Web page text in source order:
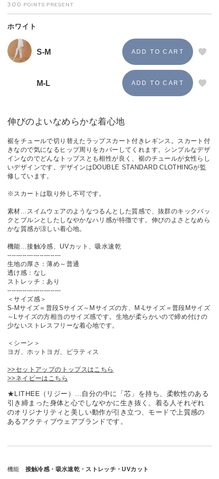
300
ホワイト
S-M
M-L
伸びのよいなめらかな着心地
裾をチュールで切り替えたラップスカート付きレギンス。スカート付
きなので気になるヒップ周りをカバーしてくれます。シンプルなデザ
インなのでどんなトップスとも相性が良く、裾のチュールが女性らし
いデザインです。デザインはDOUBLE STANDARD CLOTHINGが監
修しています。
※スカートは取り外し不可です。
素材…スイムウェアのようなつるんとした質感で、抜群のキックバッ
クとプルンとしたしなやかなハリ感が特徴です。伸びのよさとなめら
かな質感が涼しい着心地。
機能…接触冷感、UVカット、吸水速乾
-------------------------
生地の厚さ：薄め～普通
透け感：なし
ストレッチ：あり
-------------------------
＜サイズ感＞
S-Mサイズ＝普段Sサイズ～Mサイズの方、M-Lサイズ＝普段Mサイズ
～Lサイズの方相当のサイズ感です。生地が柔らかいので締め付けの
少ないストレスフリーな着心地です。
＜シーン＞
ヨガ、ホットヨガ、ピラティス
>>セットアップのトップスはこちら
>>ネイビーはこちら
★LITHEE（リジー）…自分の中に「芯」を持ち、柔軟性のある
引き締まった身体と心でしなやかに生き抜く。着る人それぞれ
のオリジナリティと美しい動作が引き立つ、モードで上質感の
あるアクティブウェアブランドです。
機能 接触冷感・吸水速乾・ストレッチ・UVカット